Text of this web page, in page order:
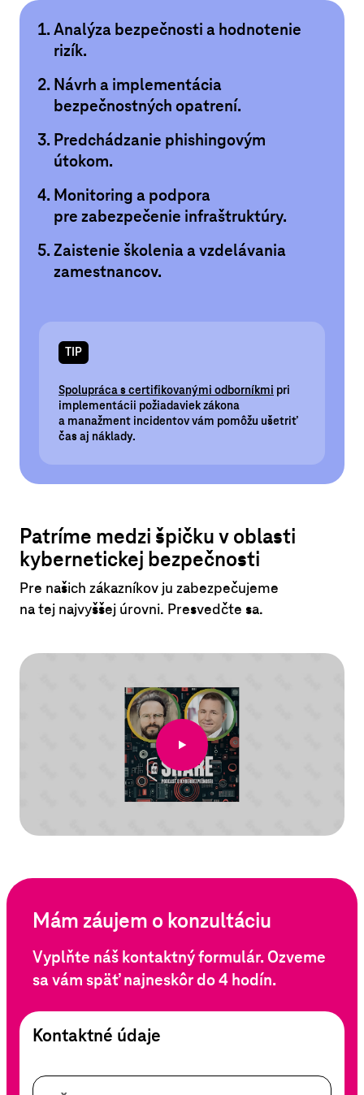
Analýza bezpečnosti a hodnotenie
rizík.
Návrh a implementácia
bezpečnostných opatrení.
Predchádzanie phishingovým
útokom.
Monitoring a podpora
pre zabezpečenie infraštruktúry.
Zaistenie školenia a vzdelávania
zamestnancov.
TIP
Spolupráca s certifikovanými odborníkmi pri
implementácii požiadaviek zákona
a manažment incidentov vám pomôžu ušetriť
čas aj náklady.
Patríme medzi špičku v oblasti
kybernetickej bezpečnosti
Pre našich zákazníkov ju zabezpečujeme
na tej najvyššej úrovni. Presvedčte sa.
Mám záujem o konzultáciu
Vyplňte náš kontaktný formulár. Ozveme
sa vám späť najneskôr do 4 hodín.
Kontaktné údaje